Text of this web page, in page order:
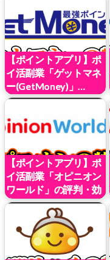
【ポイントアプリ】ポ
イ活副業「ゲットマネ
ー(GetMoney)」…
【ポイントアプリ】ポ
イ活副業「オピニオン
ワールド」の評判・効
率よ…